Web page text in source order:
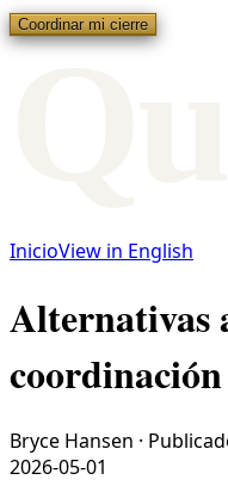
Coordinar mi cierre
InicioView in English
Alternativas
Bryce Hansen ·
2026-05-01